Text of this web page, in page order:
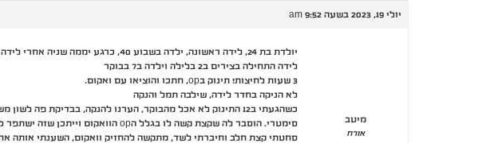
יולי 19, 2023 בשעה 9:52 am
מיטב
אורח
יולדת בת 24, לידה ראשונה, ילדה בשבוע 40, כרגע יממה שניה אחרי לידה
לידה התחילה בצירים ב2 בלילה וילדה ב7 בבוקר
3 שעות לחיצות! תינוק בop, חתכו והוציאו עם ואקום.
לא הניקה בחדר לידה, שילבה תמל והנקה
כשהגעתי ב12 התינוק לא אכל מהבוקר, הערנו להנקה, בבדיקת
סימטרי. הוסבר לה שקצת קשה לו בגלל הop הוואקום וייתכן שזה ישתפר לבד אבל אם חווה קשיים מומלץ ללכת לפיזיו או אוספאופת.
סחטתי קצת חלב וחיברתי לשד, מתקשה להחזיק וואקום, השענתי אותה